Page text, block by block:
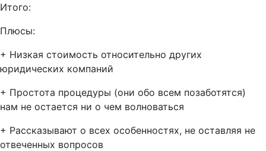
Итого:
Плюсы:
+ Низкая стоимость относительно других
юридических компаний
+ Простота процедуры (они обо всем позаботятся)
нам не остается ни о чем волноваться
+ Рассказывают о всех особенностях, не оставляя не
отвеченных вопросов